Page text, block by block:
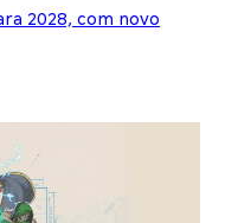
2028, com novo